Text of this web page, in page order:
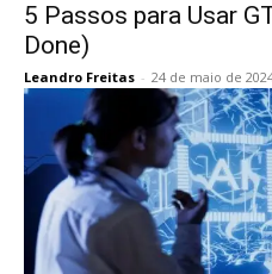
5 Passos para Usar
Done)
Leandro Freitas - 24 de maio de